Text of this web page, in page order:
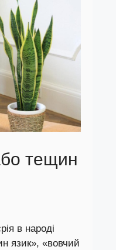
тещин
в народі
язик», «вовчий